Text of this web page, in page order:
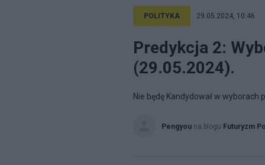
POLITYKA 29.05.2024, 10:46
Predykcja 2:
(29.05.2024).
Nie będę Kandydował w wyborach
Pengyou na blogu Futuryzm